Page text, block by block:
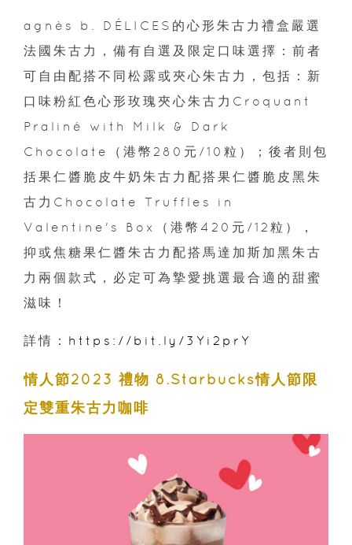
agnès b. DÉLICES的心形朱古力禮盒嚴選
法國朱古力，備有自選及限定口味選擇：前者
可自由配搭不同松露或夾心朱古力，包括：新
口味粉紅色心形玫瑰夾心朱古力Croquant
Praliné with Milk & Dark
Chocolate（港幣280元/10粒）；後者則包
括果仁醬脆皮牛奶朱古力配搭果仁醬脆皮黑朱
古力Chocolate Truffles in
Valentine's Box（港幣420元/12粒），
抑或焦糖果仁醬朱古力配搭馬達加斯加黑朱古
力兩個款式，必定可為摯愛挑選最合適的甜蜜
滋味！
詳情： https://bit.ly/3Yi2prY
情人節2023 禮物 8.Starbucks情人節限
定雙重朱古力咖啡